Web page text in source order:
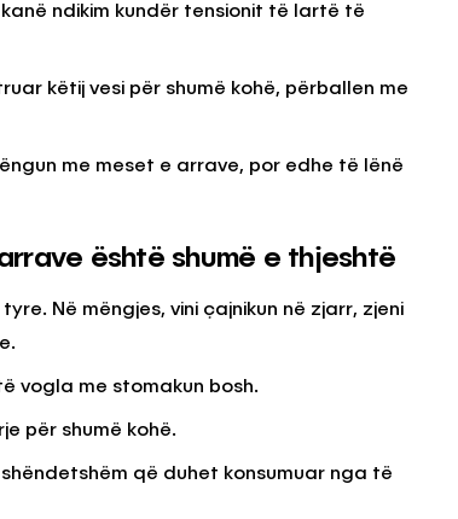
ndikim kundër tensionit të lartë të
këtij vesi për shumë kohë, përballen me
me meset e arrave, por edhe të lënë
është shumë e thjeshtë
Në mëngjes, vini çajnikun në zjarr, zjeni
vogla me stomakun bosh.
për shumë kohë.
që duhet konsumuar nga të